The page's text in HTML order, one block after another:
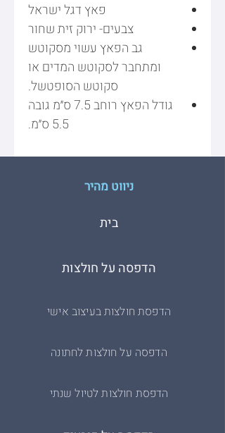
פאץ דגל ישראל
צבעים- ירוק זית שחור
גב הפאץ עשוי מסקוטש
ומתחבר לסקוטש המדים או
סקוטש הסופטשל.
גודל הפאץ רוחב 7.5 ס״מ גובה
5.5 ס״מ.
ניווט מהיר
בית
הדפסה על חולצות
הדפסת חולצות בעיצוב אישי
הדפסה על חולצות לחתונה
הדפסת חולצות לטיול שנתי